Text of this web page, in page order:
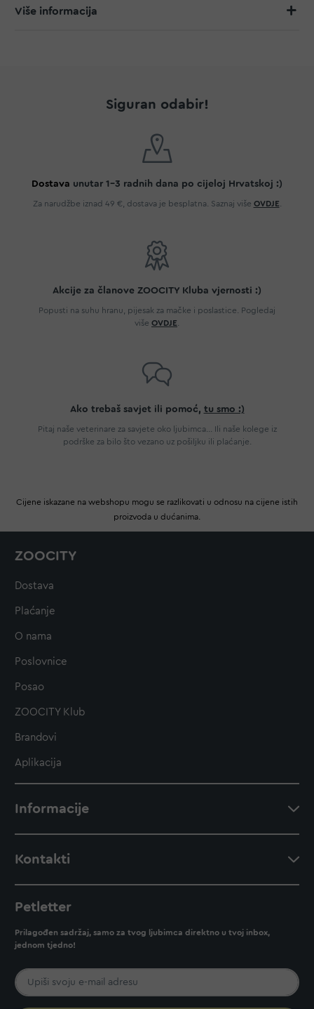
Više informacija
Siguran odabir!
Dostava unutar 1-3 radnih dana po cijeloj Hrvatskoj :)
Za narudžbe iznad 49 €, dostava je besplatna. Saznaj više OVDJE
Akcije za članove ZOOCITY Kluba vjernosti :)
Popusti na suhu hranu, pijesak za mačke i poslastice. Pogledaj
više OVDJE
Ako trebaš savjet ili pomoć, tu smo :)
Pitaj naše veterinare za savjete oko ljubimca... Ili naše kolege iz
podrške za bilo što vezano uz pošiljku ili plaćanje.
Cijene iskazane na webshopu mogu se razlikovati u odnosu na cijene istih
proizvoda u dućanima.
ZOOCITY
Dostava
Plaćanje
O nama
Poslovnice
Posao
ZOOCITY Klub
Brandovi
Aplikacija
Informacije
Kontakti
Petletter
Prilagođen sadržaj, samo za tvog ljubimca direktno u tvoj inbox,
jednom tjedno!